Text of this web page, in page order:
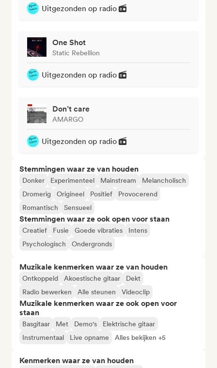
Uitgezonden op radio
One Shot
Static Rebellion
Uitgezonden op radio
Don’t care
AMARGO
Uitgezonden op radio
Stemmingen waar ze van houden
Donker Experimenteel Mainstream
Melancholisch
Dromerig
Origineel Positief
Provocerend
Romantisch
Sensueel
Stemmingen waar ze ook open voor staan
Creatief Fusie Goede vibraties
Intens
Psychologisch
Ondergronds
Muzikale kenmerken waar ze van houden
Ontkoppeld Akoestische gitaar
Dekt
Radio bewerken
Alle steunen Videoclip
Muzikale kenmerken waar ze ook open voor
staan
Basgitaar Met Demo's
Elektrische gitaar
Instrumentaal
Live opname Alles bekijken +5
Kenmerken waar ze van houden